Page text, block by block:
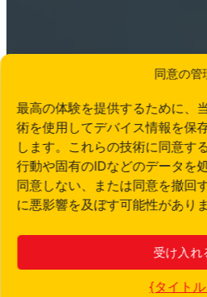
同意の管
最高の体験を提供するために、
術を使用してデバイス情報を保
します。これらの技術に同意す
行動や固有のIDなどのデータを
同意しない、または同意を撤回
に悪影響を及ぼす可能性がありま
受け入れ
{タイトル